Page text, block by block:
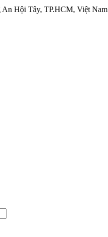
An Hội Tây, TP.HCM, Việt Nam